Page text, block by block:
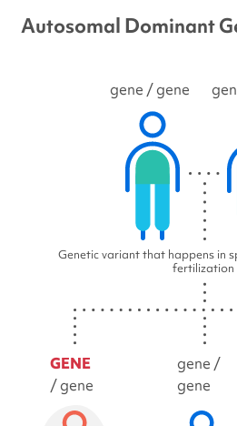
Autosomal Dominant
gene / gene
Genetic variant that happens in
fertilization
GENE
/ gene
gene /
gene